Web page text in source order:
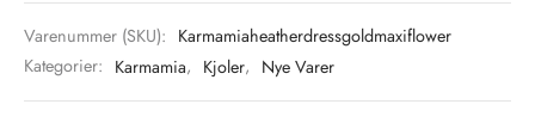
Varenummer (SKU): Karmamiaheatherdressgoldmaxiflower
Kategorier: Karmamia, Kjoler, Nye Varer